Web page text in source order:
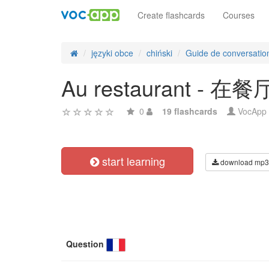
Create flashcards Courses
języki obce chiński Guide de
Au restaurant - 在餐
0 19 flashcards VocApp
start learning download mp3
Question